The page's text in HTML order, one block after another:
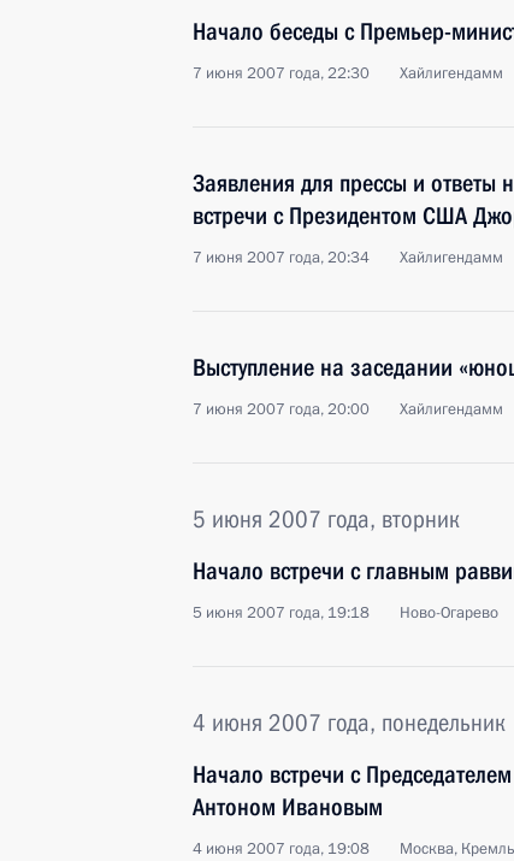
Начало беседы с Премьер-
7 июня 2007 года, 22:30 Хайлигендамм
Заявления для прессы и ответы
встречи с Президентом США
7 июня 2007 года, 20:34 Хайлигендамм
Выступление на заседании
7 июня 2007 года, 20:00 Хайлигендамм
5 июня 2007 года, вторник
Начало встречи с главным
5 июня 2007 года, 19:18 Ново-Огарево
4 июня 2007 года, понедельник
Начало встречи с
Антоном Ивановым
4 июня 2007 года, 19:08 Москва, Кремль